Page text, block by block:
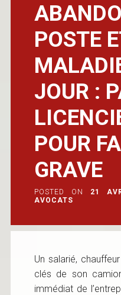
POSTE
JOUR :
POUR
GRAVE
POSTED ON 21
AVOCATS
Un salarié,
clés de son
immédiat de